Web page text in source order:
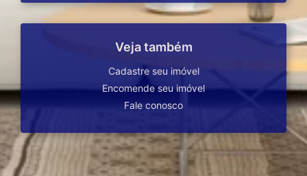
Veja também
Cadastre seu imóvel
Encomende seu imóvel
Fale conosco